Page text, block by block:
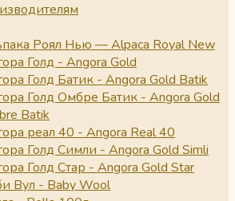
Роял Нью — Alpaca Royal New
Голд - Angora Gold
Голд Батик - Angora Gold Batik
Голд Омбре Батик - Angora Gold
Batik
реал 40 - Angora Real 40
Голд Симли - Angora Gold Simli
Голд Стар - Angora Gold Star
Вул - Baby Wool